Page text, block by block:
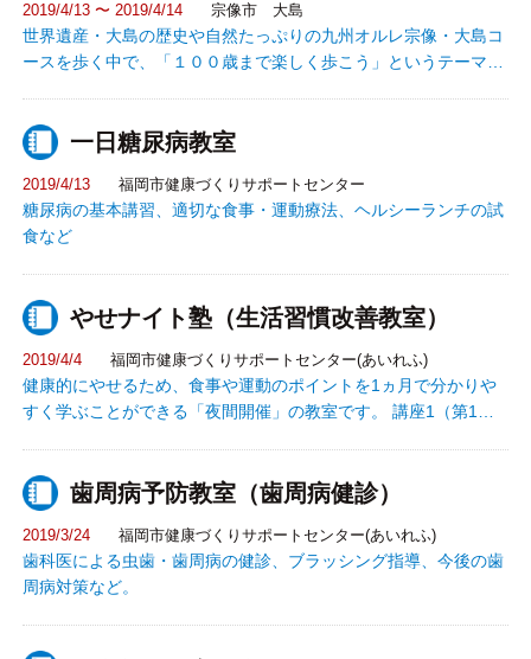
2019/4/13 〜 2019/4/14 宗像市 大島
世界遺産・大島の歴史や自然たっぷりの九州オルレ宗像・大島コ
ースを歩く中で、「１００歳まで楽しく歩こう」というテーマを
業のキューサイと九州オルレのコラボイベント。
一日糖尿病教室
2019/4/13 福岡市健康づくりサポートセンター
糖尿病の基本講習、適切な食事・運動療法、ヘルシーランチの試
食など
やせナイト塾（生活習慣改善教室）
2019/4/4 福岡市健康づくりサポートセンター(あいれふ)
健康的にやせるため、食事や運動のポイントを1ヵ月で分かりや
すく学ぶことができる「夜間開催」の教室です。 講座1（第1回
ク 講座2（第2回目)：体力測定結果説明 運動
についての話 効果的に減量するための運動実
技 講座3（第3回目)：食事についての話 料理
モデルを利用した食事選択学習 講座4（第4回目)：1ヵ月の振り
返り、今後の目標設定 運動実技 3ヶ月後 講座
5（第5回目)：体組成計（InBody）による筋肉量等測定
体力測定・結果説明 3ヵ月
歯周病予防教室（歯周病健診）
2019/3/24 福岡市健康づくりサポートセンター(あいれふ)
歯科医による虫歯・歯周病の健診、ブラッシング指導、今後の歯
周病対策など。